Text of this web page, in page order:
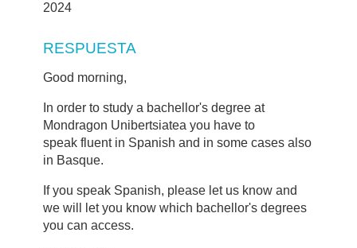
2024
RESPUESTA
Good morning,
In order to study a bachellor's degree at
Mondragon Unibertsiatea you have to
speak fluent in Spanish and in some cases also
in Basque.
If you speak Spanish, please let us know and
we will let you know which bachellor's degrees
you can access.